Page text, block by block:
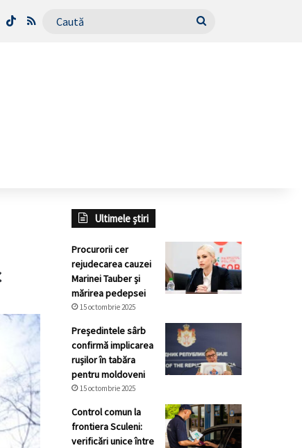
TikTokRSS Caută
Ultimele știri
Procurorii cer
rejudecarea cauzei
Marinei Tauber și
mărirea pedepsei
15 octombrie 2025
Președintele sârb
confirmă implicarea
rușilor în tabăra
pentru moldoveni
15 octombrie 2025
Control comun la
frontiera Sculeni:
verificări unice între